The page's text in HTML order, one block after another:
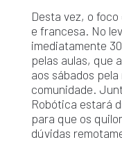
Desta vez, o
e francesa. No
imediatamente
pelas aulas, que
aos sábados
comunidade.
Robótica estará
para que os
dúvidas